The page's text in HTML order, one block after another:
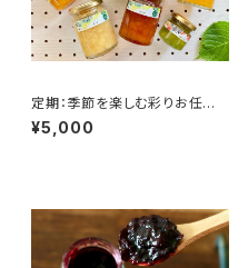
定期：季節を楽しむ彩りお任せ
セット:大瓶６本
¥5,000